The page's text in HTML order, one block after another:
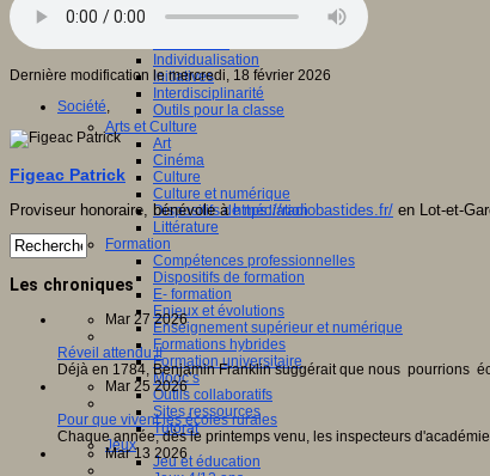
Individualisation
Initiatives
Interdisciplinarité
Outils pour la classe
Arts et Culture
Art
Cinéma
Culture
Culture et numérique
Dispositifs de médiation
Littérature
Formation
Compétences professionnelles
Dispositifs de formation
E- formation
Enjeux et évolutions
Enseignement supérieur et numérique
Formations hybrides
Formation universitaire
Mooc’s
Outils collaboratifs
Sites ressources
Tutorat
Jeux
Jeu et éducation
Dernière modification le mercredi, 18 février 2026
Société,
Figeac Patrick
Proviseur honoraire, bénévole àhttps://radiobastides.fr/ en Lot-et-
Les chroniques
Mar 27 2026
Réveil attendu !!
Déjà en 1784, Benjamin Franklin suggérait que nous pourrions
Mar 25 2026
Pour que vivent les écoles rurales
Chaque année, dès le printemps venu, les inspecteurs
Mar 13 2026